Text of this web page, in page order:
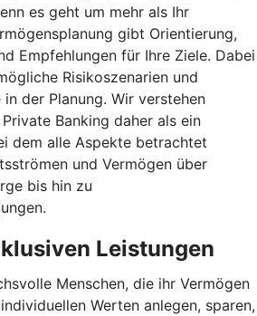
es geht um mehr als Ihr
gibt Orientierung,
Empfehlungen für Ihre Ziele. Dabei
Risikoszenarien und
der Planung. Wir verstehen
Banking daher als ein
dem alle Aspekte betrachtet
und Vermögen über
bis hin zu
Leistungen
Menschen, die ihr Vermögen
Werten anlegen, sparen,